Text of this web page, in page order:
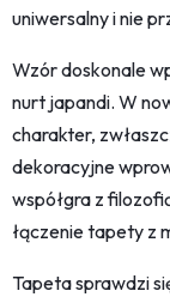
uniwersalny i nie
Wzór doskonale
nurt japandi. W
charakter,
dekoracyjne
współgra z
łączenie tapety z
Tapeta sprawdzi